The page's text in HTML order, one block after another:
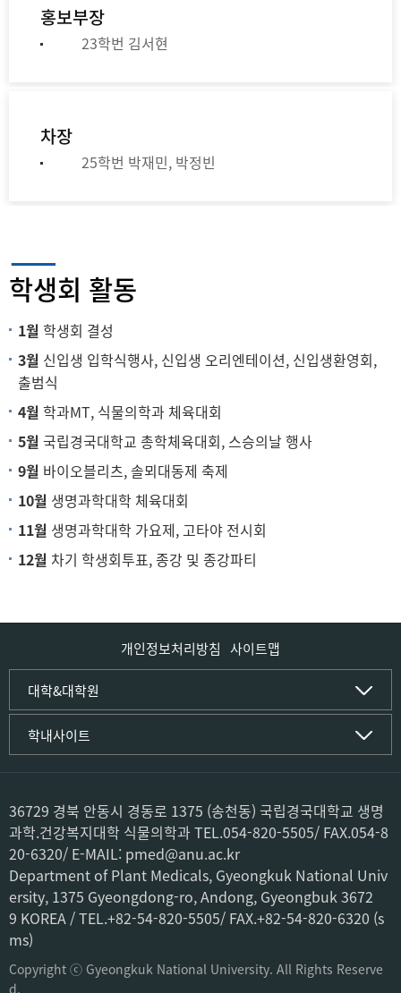
홍보부장
23학번 김서현
차장
25학번 박재민, 박정빈
학생회 활동
1월 학생회 결성
3월 신입생 입학식행사, 신입생 오리엔테이션, 신입생환영회,
출범식
4월 학과MT, 식물의학과 체육대회
5월 국립경국대학교 총학체육대회, 스승의날 행사
9월 바이오블리츠, 솔뫼대동제 축제
10월 생명과학대학 체육대회
11월 생명과학대학 가요제, 고타야 전시회
12월 차기 학생회투표, 종강 및 종강파티
개인정보처리방침 사이트맵
대학&대학원
인문사회·IT대학
인문·문화학부
국어국문학전공
중국어문·문화학전공
한자문화콘텐츠학전공
미디어문화커뮤니케이션학전공
사학전공
컴퓨터·소프트웨어공학부
컴퓨터공학전공
소프트웨어융합전공
사회과학부
경영학전공
회계세무학전공
학내사이트
국립경국대학교
(재)국립경국대학교발전기금
공용S/W관리시스템
공자학원
공학교육인증시스템
과학영재교육원
교육혁신본부
도서관
미래교육센터
박물관
산학협력단
생활관(기숙사)
36729 경북 안동시 경동로 1375 (송천동) 국립경국대학교 생명
과학.건강복지대학 식물의학과 TEL.054-820-5505/ FAX.054-8
20-6320/ E-MAIL: pmed@anu.ac.kr
Department of Plant Medicals, Gyeongkuk National Univ
ersity, 1375 Gyeongdong-ro, Andong, Gyeongbuk 3672
9 KOREA / TEL.+82-54-820-5505/ FAX.+82-54-820-6320 (s
ms)
Copyright ⓒ Gyeongkuk National University. All Rights Reserve
d.